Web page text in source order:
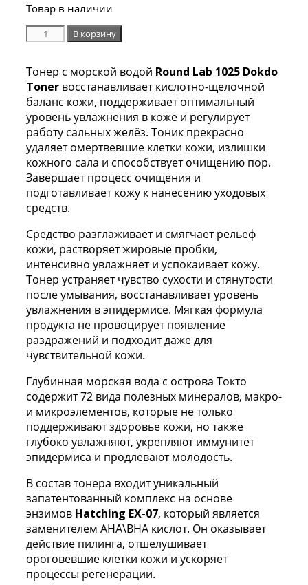
Товар в наличии
Количество
Тонер
с
морской
водой
Round
Lab
1025
Dokdo
Toner
100ml
В корзину
Тонер с морской водой Round Lab 1025 Dokdo
Toner восстанавливает кислотно-щелочной
баланс кожи, поддерживает оптимальный
уровень увлажнения в коже и регулирует
работу сальных желёз. Тоник прекрасно
удаляет омертвевшие клетки кожи, излишки
кожного сала и способствует очищению пор.
Завершает процесс очищения и
подготавливает кожу к нанесению уходовых
средств.
Средство разглаживает и смягчает рельеф
кожи, растворяет жировые пробки,
интенсивно увлажняет и успокаивает кожу.
Тонер устраняет чувство сухости и стянутости
после умывания, восстанавливает уровень
увлажнения в эпидермисе. Мягкая формула
продукта не провоцирует появление
раздражений и подходит даже для
чувствительной кожи.
Глубинная морская вода с острова Токто
содержит 72 вида полезных минералов, макро-
и микроэлементов, которые не только
поддерживают здоровье кожи, но также
глубоко увлажняют, укрепляют иммунитет
эпидермиса и продлевают молодость.
В состав тонера входит уникальный
запатентованный комплекс на основе
энзимов Hatching EX-07, который является
заменителем АНА\ВНА кислот. Он оказывает
действие пилинга, отшелушивает
ороговевшие клетки кожи и ускоряет
процессы регенерации.